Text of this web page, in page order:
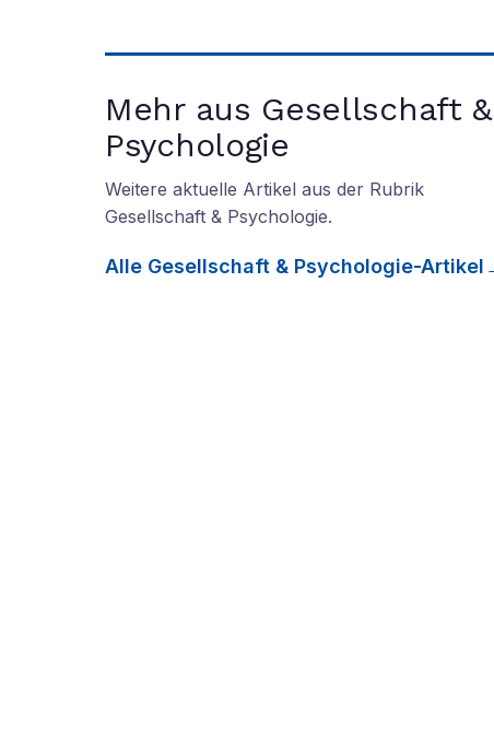
Mehr aus Gesellschaft &
Psychologie
Weitere aktuelle Artikel aus der Rubrik
Gesellschaft & Psychologie.
Alle Gesellschaft & Psychologie-Artikel